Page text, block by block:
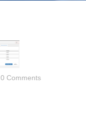
0 Comments